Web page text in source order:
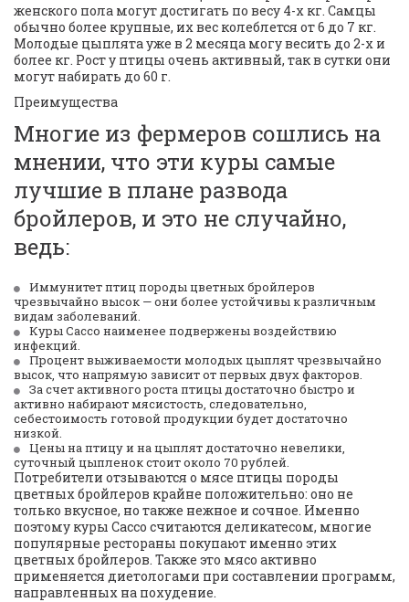
женского пола могут достигать по весу 4-х кг. Самцы
обычно более крупные, их вес колеблется от 6 до 7 кг.
Молодые цыплята уже в 2 месяца могу весить до 2-х и
более кг. Рост у птицы очень активный, так в сутки они
могут набирать до 60 г.
Преимущества
Многие из фермеров сошлись на
мнении, что эти куры самые
лучшие в плане развода
бройлеров, и это не случайно,
ведь:
Иммунитет птиц породы цветных бройлеров
чрезвычайно высок — они более устойчивы к различным
видам заболеваний.
Куры Сассо наименее подвержены воздействию
инфекций.
Процент выживаемости молодых цыплят чрезвычайно
высок, что напрямую зависит от первых двух факторов.
За счет активного роста птицы достаточно быстро и
активно набирают мясистость, следовательно,
себестоимость готовой продукции будет достаточно
низкой.
Цены на птицу и на цыплят достаточно невелики,
суточный цыпленок стоит около 70 рублей.
Потребители отзываются о мясе птицы породы
цветных бройлеров крайне положительно: оно не
только вкусное, но также нежное и сочное. Именно
поэтому куры Сассо считаются деликатесом, многие
популярные рестораны покупают именно этих
цветных бройлеров. Также это мясо активно
применяется диетологами при составлении программ,
направленных на похудение.